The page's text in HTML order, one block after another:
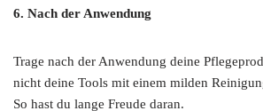
6. Nach der Anwendung
Trage nach der Anwendung deine
nicht deine Tools mit einem milden
So hast du lange Freude daran.